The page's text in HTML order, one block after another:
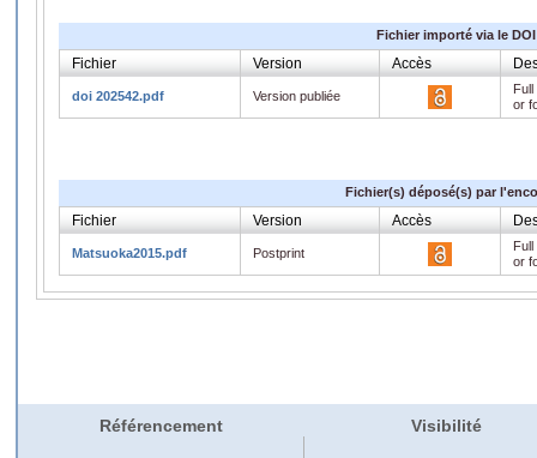
Fichier importé via le DOI
Fichier Version Accès
doi 202542.pdf Version publiée
or
Fichier(s) déposé(s) par
Fichier Version Accès
Matsuoka2015.pdf Postprint
or
Référencement Visibilité